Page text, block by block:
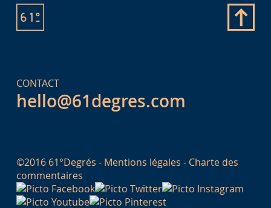
CONTACT
hello@61degres.com
©2016 61°Degrés - Mentions légales - Charte des
commentaires